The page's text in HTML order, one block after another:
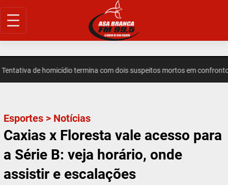
Pular
para
de homicídio termina com dois suspeitos mortos em confronto
Esportes > Notícias
Caxias x Floresta vale acesso para
a Série B: veja horário, onde
assistir e escalações